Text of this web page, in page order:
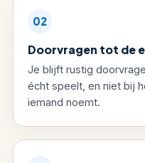
02
Doorvragen tot de
Je blijft rustig
écht speelt, en niet bij
iemand noemt.